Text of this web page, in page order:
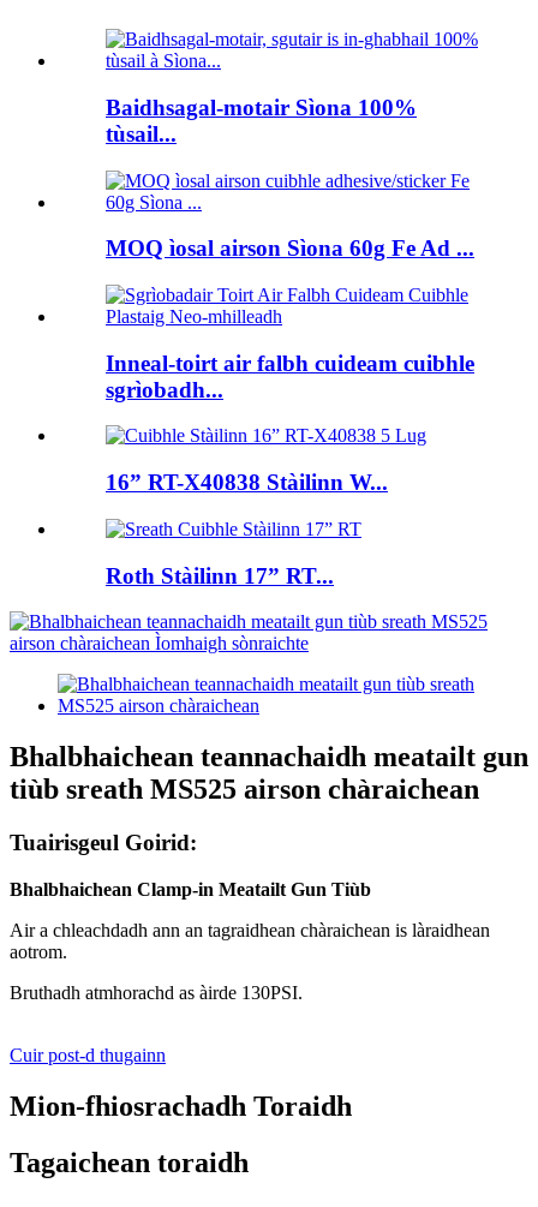
Baidhsagal-motair Sìona 100%
tùsail...
MOQ ìosal airson Sìona 60g Fe Ad ...
Inneal-toirt air falbh cuideam cuibhle
sgrìobadh...
16” RT-X40838 Stàilinn W...
Roth Stàilinn 17” RT...
Bhalbhaichean teannachaidh meatailt gun
tiùb sreath MS525 airson chàraichean
Tuairisgeul Goirid:
Bhalbhaichean Clamp-in Meatailt Gun Tiùb
Air a chleachdadh ann an tagraidhean chàraichean is làraidhean
aotrom.
Bruthadh atmhorachd as àirde 130PSI.
Cuir post-d thugainn
Mion-fhiosrachadh Toraidh
Tagaichean toraidh